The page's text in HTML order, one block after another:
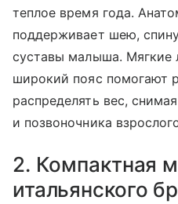
теплое время года.
поддерживает шею,
суставы малыша. Мягкие
широкий пояс помогают
распределять вес,
и позвоночника
2. Компактная
итальянского